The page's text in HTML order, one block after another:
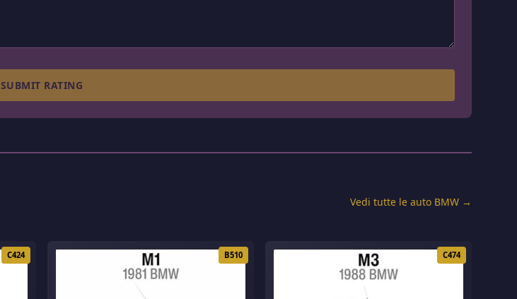
SUBMIT RATING
Vedi tutte le auto BMW →
C424 B510 C474